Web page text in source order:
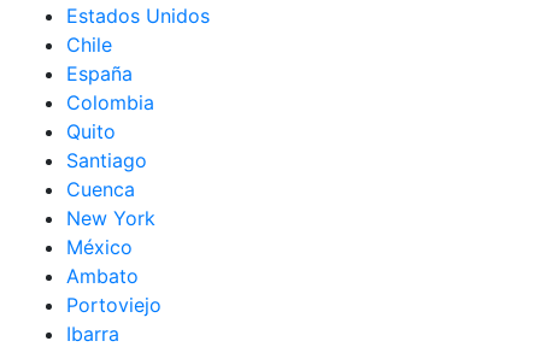
Estados Unidos
Chile
España
Colombia
Quito
Santiago
Cuenca
New York
México
Ambato
Portoviejo
Ibarra